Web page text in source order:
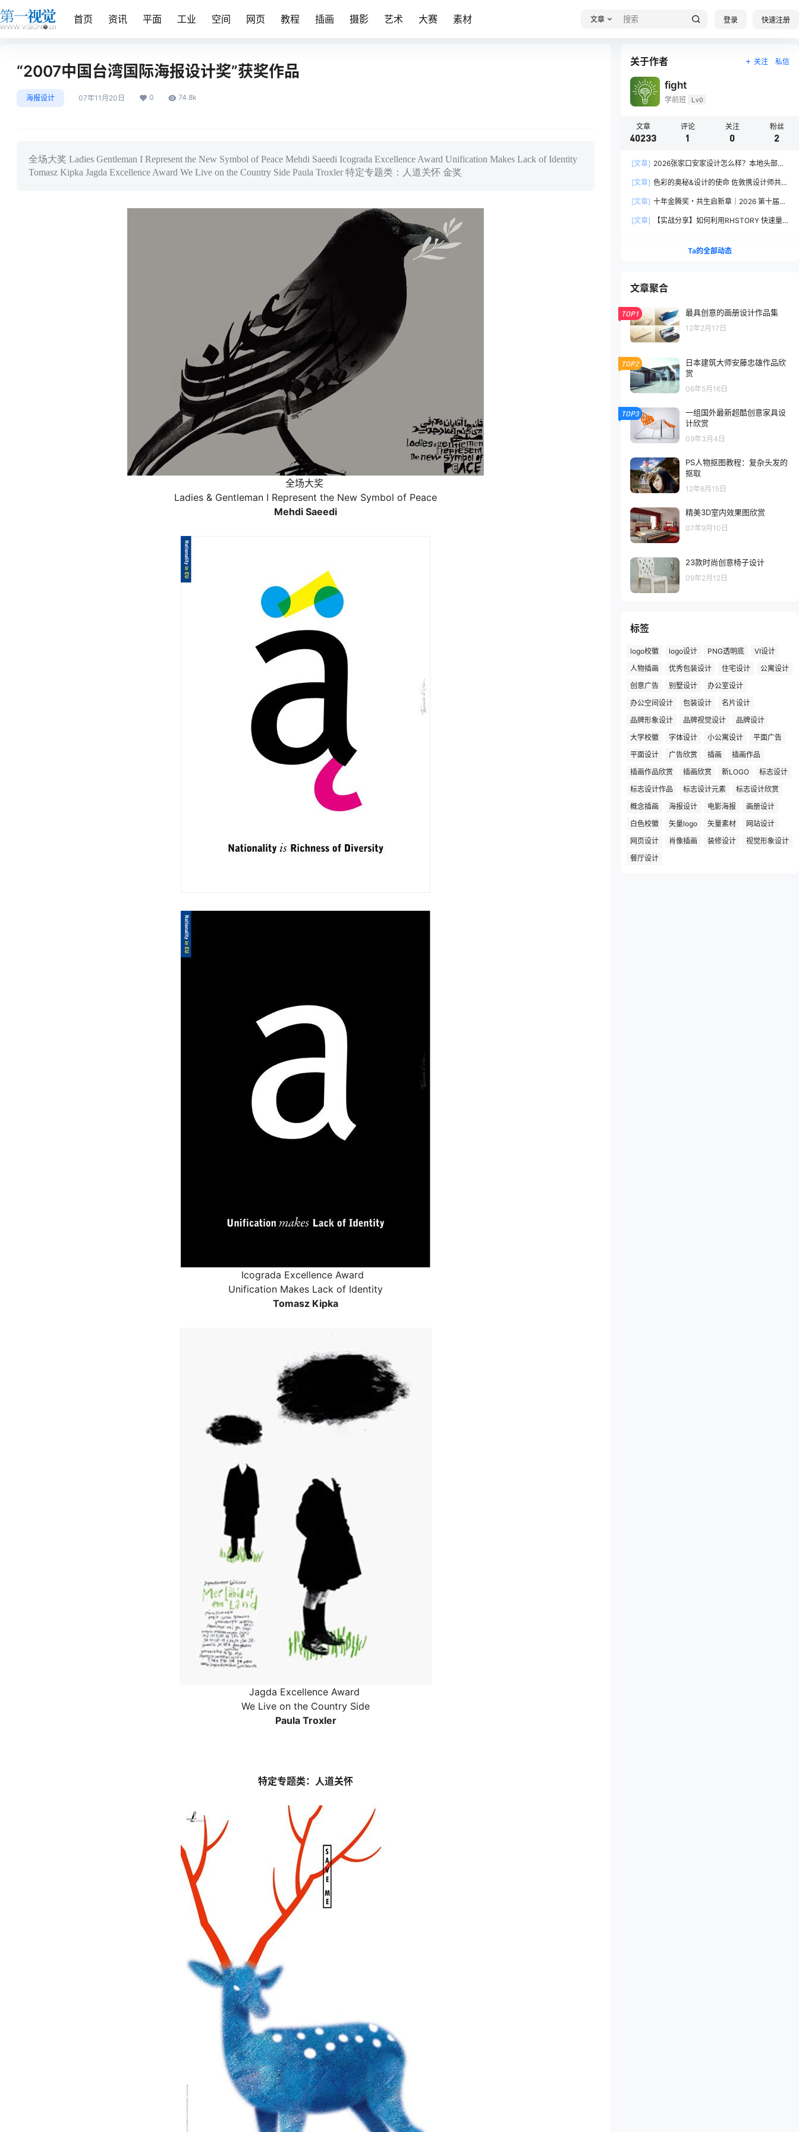
首页 资讯 平面 工业 空间 网页 教程 插画 摄影 艺术 大赛 素材 文章 登录 快速注册
“2007中国台湾国际海报设计奖”获奖作品
海报设计 07年11月20日 0 74.8k
全场大奖 Ladies Gentleman I Represent the New Symbol of Peace Mehdi Saeedi Icograda Excellence Award Unification Makes Lack of Identity
Tomasz Kipka Jagda Excellence Award We Live on the Country Side Paula Troxler 特定专题类：人道关怀 金奖
全场大奖
Ladies & Gentleman I Represent the New Symbol of Peace
Mehdi Saeedi
Icograda Excellence Award
Unification Makes Lack of Identity
Tomasz Kipka
Jagda Excellence Award
We Live on the Country Side
Paula Troxler
特定专题类：人道关怀
关于作者 关注 私信
fight
学前班 Lv0
文章
40233
评论
1
关注
0
粉丝
2
[文章] 2026张家口安家设计怎么样？本地头部全
[文章] 色彩的奥秘&设计的使命 佐敦携设计师共探
[文章] 十年金腾奖・共生启新章｜2026 第十届金
[文章]
【实战分享】如何利用RHSTORY 快速量
Ta的全部动态
文章聚合
TOP1 最具创意的画册设计作品集
12年2月17日
TOP2
日本建筑大师安藤忠雄作品欣
赏
06年5月16日
TOP3
一组国外最新超酷创意家具设
计欣赏
09年3月4日
PS人物抠图教程：复杂头发的
抠取
12年6月15日
精美3D室内效果图欣赏
07年9月10日
23款时尚创意椅子设计
09年2月12日
标签
logo校徽 logo设计 PNG透明底
VI设计
人物插画
优秀包装设计 住宅设计
公寓设计
创意广告
别墅设计
办公室设计
办公空间设计
包装设计
名片设计
品牌形象设计
品牌视觉设计
品牌设计
大学校徽
字体设计 小公寓设计
平面广告
平面设计
广告欣赏 插画
插画作品
插画作品欣赏
插画欣赏 新LOGO
标志设计
标志设计作品
标志设计元素
标志设计欣赏
概念插画
海报设计 电影海报
画册设计
白色校徽
矢量logo 矢量素材
网站设计
网页设计
肖像插画 装修设计
视觉形象设计
餐厅设计